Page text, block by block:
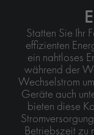
Statten Sie Ihr
effizienten
ein nahtloses
während der
Wechselstrom
Geräte auch
bieten diese
Betriebszeit zu